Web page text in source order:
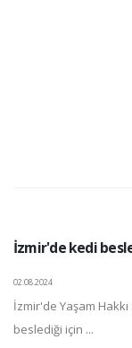
İzmir'de kedi
02.08.2024
İzmir'de Yaşam
beslediği için ...